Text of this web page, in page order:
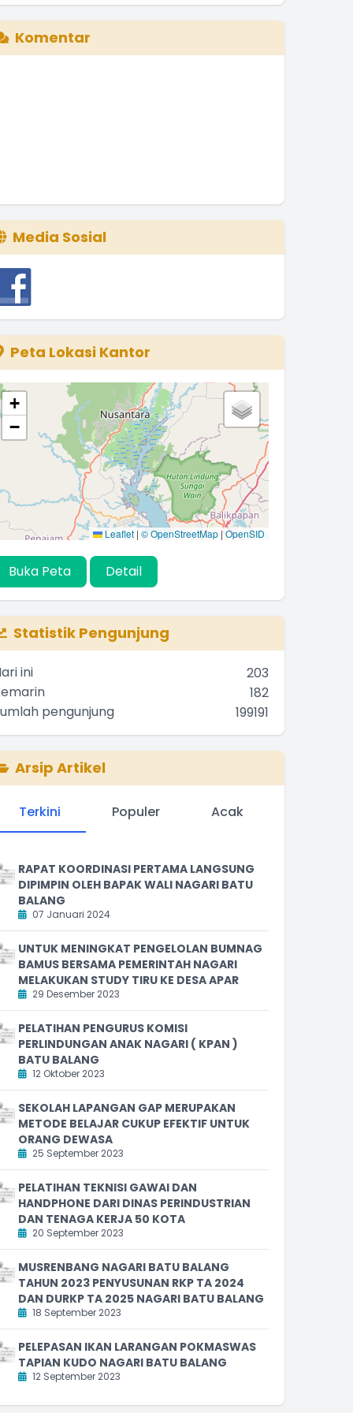
Komentar
Media Sosial
Peta Lokasi Kantor
+
−
Leaflet | © OpenStreetMap |OpenSID
Buka Peta Detail
Statistik Pengunjung
ini
203
182
pengunjung
199191
Arsip Artikel
Terkini Populer Acak
RAPAT KOORDINASI PERTAMA LANGSUNG
DIPIMPIN OLEH BAPAK WALI NAGARI BATU
BALANG
07 Januari 2024
UNTUK MENINGKAT PENGELOLAN BUMNAG
BAMUS BERSAMA PEMERINTAH NAGARI
MELAKUKAN STUDY TIRU KE DESA APAR
29 Desember 2023
PELATIHAN PENGURUS KOMISI
PERLINDUNGAN ANAK NAGARI ( KPAN )
BATU BALANG
12 Oktober 2023
SEKOLAH LAPANGAN GAP MERUPAKAN
METODE BELAJAR CUKUP EFEKTIF UNTUK
ORANG DEWASA
25 September 2023
PELATIHAN TEKNISI GAWAI DAN
HANDPHONE DARI DINAS PERINDUSTRIAN
DAN TENAGA KERJA 50 KOTA
20 September 2023
MUSRENBANG NAGARI BATU BALANG
TAHUN 2023 PENYUSUNAN RKP TA 2024
DAN DURKP TA 2025 NAGARI BATU BALANG
18 September 2023
PELEPASAN IKAN LARANGAN POKMASWAS
TAPIAN KUDO NAGARI BATU BALANG
12 September 2023